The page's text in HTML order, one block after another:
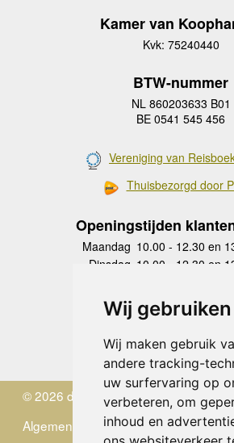
Wij
Wij maken gebruik
andere tracking-
uw surfervaring op
verbeteren, om
inhoud en
Kamer van
Kvk: 75240440
BTW-nummer
NL 860203633 B01
BE 0541 545 456
Vereniging van
Thuisbezorgd door
Openingstijden
Maandag 10.00 - 12.30 en
Dinsdag 10.00 - 12.30 en
Donderdag
10.00 - 12.30 en
Vrijdag 10.00 - 12.30 en
Zaterdag
gesloten
Zondag
© 2026 de Zwerver
Algemene Voorwaarden